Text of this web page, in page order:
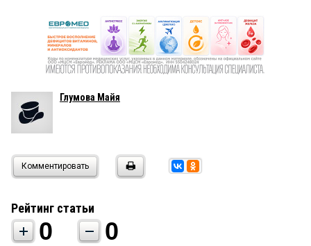
Глумова Майя
Комментировать
Рейтинг статьи
0 0